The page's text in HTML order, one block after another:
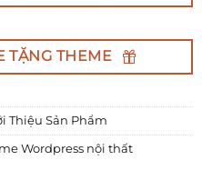
TẶNG THEME
Thiệu Sản Phẩm
Wordpress nội thất